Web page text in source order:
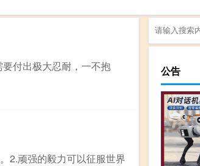
付出极大忍耐，一不抱
2.顽强的毅力可以征服世界
公告